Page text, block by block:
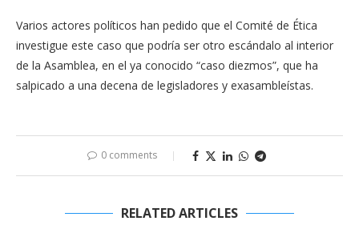
Varios actores políticos han pedido que el Comité de Ética
investigue este caso que podría ser otro escándalo al interior
de la Asamblea, en el ya conocido “caso diezmos”, que ha
salpicado a una decena de legisladores y exasambleístas.
0 comments
RELATED ARTICLES